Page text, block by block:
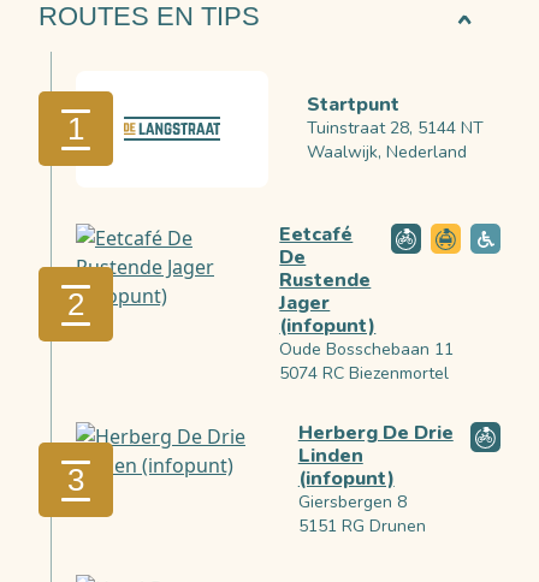
ROUTES EN TIPS
1
Startpunt
Tuinstraat 28, 5144 NT
Waalwijk, Nederland
2
Eetcafé
De
Rustende
Jager
(infopunt)
Oude Bosschebaan 11
5074 RC Biezenmortel
3
Herberg De Drie
Linden
(infopunt)
Giersbergen 8
5151 RG Drunen